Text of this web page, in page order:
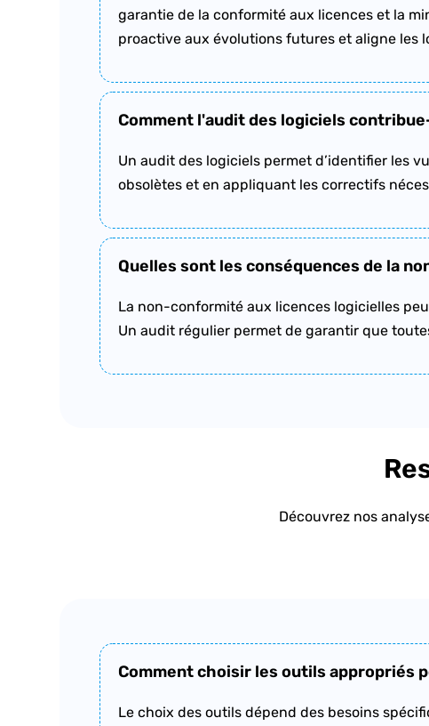
garantie de la conformité aux licences et la
proactive aux évolutions futures et aligne les
Comment l'audit des logiciels
Un audit des logiciels permet d’identifier les
obsolètes et en appliquant les correctifs
Quelles sont les conséquences de la
La non-conformité aux licences logicielles
Un audit régulier permet de garantir que
Découvrez nos
Comment choisir les outils appropriés
Le choix des outils dépend des besoins